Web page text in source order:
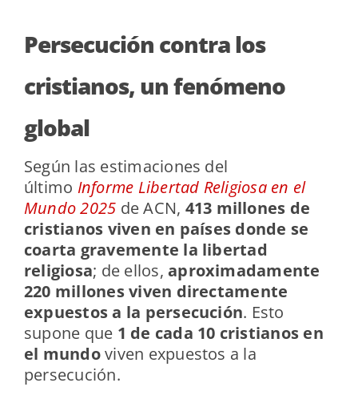
Persecución contra los
cristianos, un fenómeno
global
Según las estimaciones del
último Informe Libertad Religiosa en el
Mundo 2025 de ACN, 413 millones de
cristianos viven en países donde se
coarta gravemente la libertad
religiosa; de ellos,aproximadamente
220 millones viven directamente
expuestos a la persecución. Esto
supone que 1 de cada 10 cristianos en
el mundoviven expuestos a la
persecución.